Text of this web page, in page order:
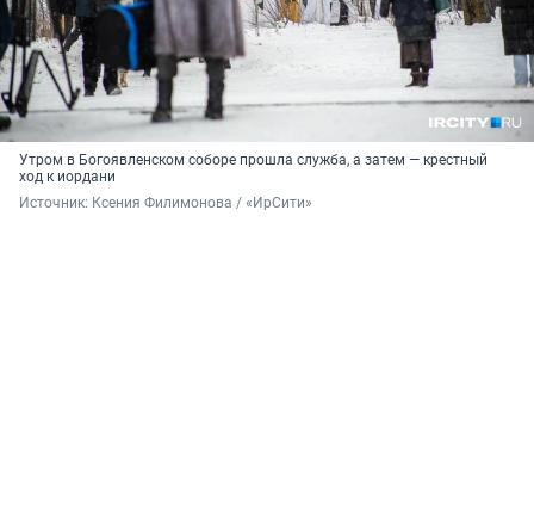
Утром в Богоявленском соборе прошла служба, а затем — крестный
ход к иордани
Источник: Ксения Филимонова / «ИрСити»